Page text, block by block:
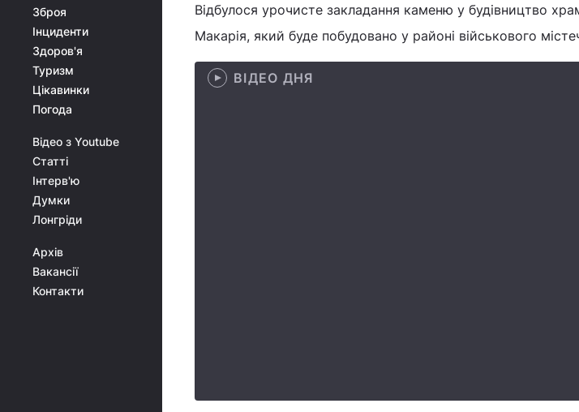
Зброя
Інциденти
Здоров'я
Туризм
Цікавинки
Погода
Відео з Youtube
Статті
Інтерв'ю
Думки
Лонгріди
Архів
Вакансії
Контакти
Відбулося урочисте закладання каменю у будівництво
Макарія, який буде побудовано у районі військового
ВІДЕО ДНЯ